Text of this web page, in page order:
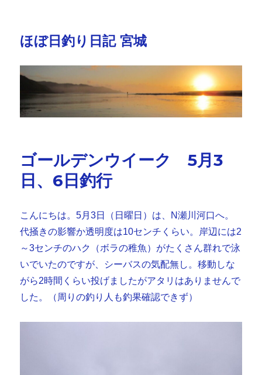
ほぼ日釣り日記 宮城
ゴールデンウイーク 5月3
日、6日釣行
こんにちは。5月3日（日曜日）は、N瀬川河口へ。
代掻きの影響か透明度は10センチくらい。岸辺には2
～3センチのハク（ボラの稚魚）がたくさん群れで泳
いでいたのですが、シーバスの気配無し。移動しな
がら2時間くらい投げましたがアタリはありませんで
した。（周りの釣り人も釣果確認できず）